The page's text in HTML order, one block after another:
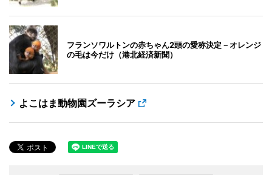
フランソワルトンの赤ちゃん2頭の愛称決定－オレンジ
の毛は今だけ（港北経済新聞）
よこはま動物園ズーラシア